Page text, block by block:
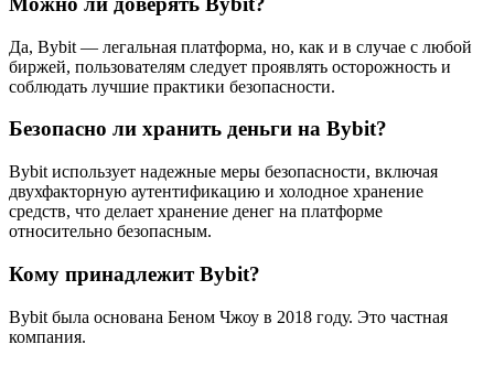
Да, Bybit — легальная платформа, но, как и в случае с любой
биржей, пользователям следует проявлять осторожность и
соблюдать лучшие практики безопасности.
Безопасно ли хранить деньги на Bybit?
Bybit использует надежные меры безопасности, включая
двухфакторную аутентификацию и холодное хранение
средств, что делает хранение денег на платформе
относительно безопасным.
Кому принадлежит Bybit?
Bybit была основана Беном Чжоу в 2018 году. Это частная
компания.